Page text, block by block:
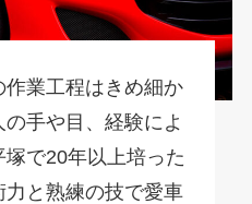
業工程はきめ細か
手や目、経験によ
で20年以上培った
と熟練の技で愛車